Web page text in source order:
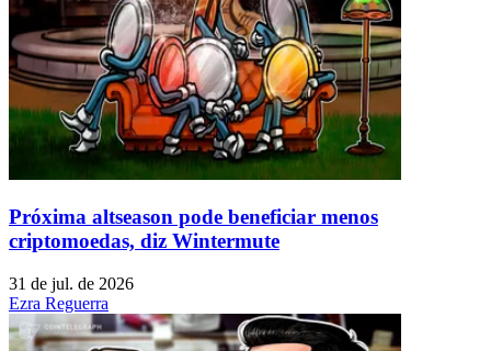
Próxima altseason pode beneficiar menos
criptomoedas, diz Wintermute
31 de jul. de 2026
Ezra Reguerra